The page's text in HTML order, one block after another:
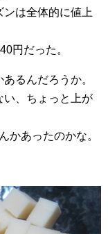
は全体的に値上
円だった。
るんだろうか。
い、ちょっと上が
かあったのかな。